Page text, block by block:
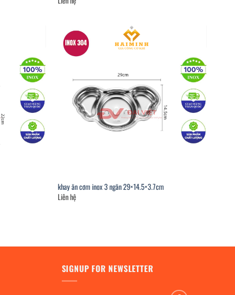
khay ăn cơm inox 3 ngăn 29×14.5×3.7cm
Liên hệ
SIGNUP FOR NEWSLETTER